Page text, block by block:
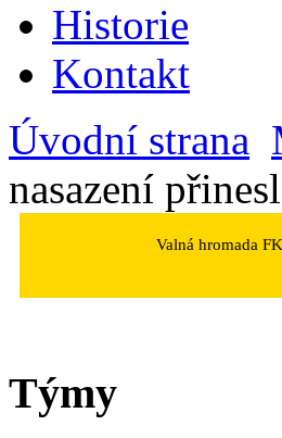
Historie
Kontakt
Úvodní strana
nasazení
Valná hromada
Týmy